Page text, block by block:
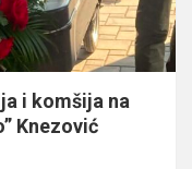
i komšija na
Knezović